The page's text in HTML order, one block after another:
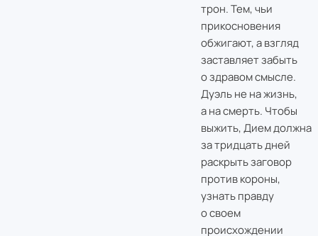
трон. Тем, чьи
прикосновения
обжигают, а взгляд
заставляет забыть
о здравом смысле.
Дуэль не на жизнь,
а на смерть. Чтобы
выжить, Дием должна
за тридцать дней
раскрыть заговор
против короны,
узнать правду
о своем
происхождении